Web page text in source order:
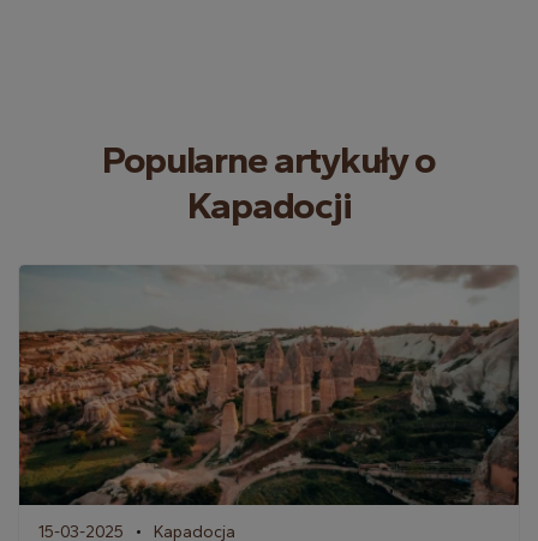
Popularne artykuły o
Kapadocji
15-03-2025 Kapadocja